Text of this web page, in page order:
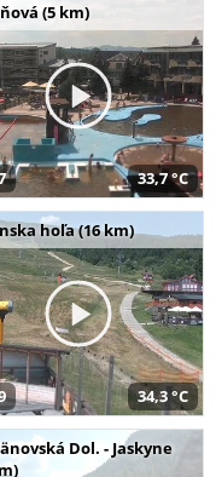
(5 km)
33,7 °C
hoľa (16 km)
34,3 °C
Dol. - Jaskyne